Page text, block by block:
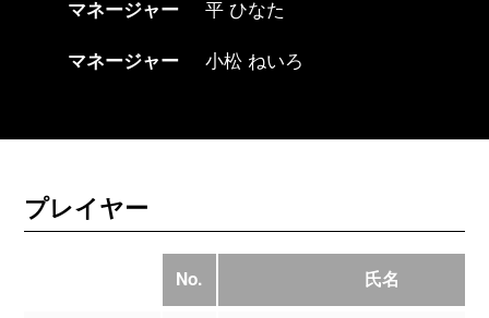
マネージャー
平 ひなた
マネージャー
小松 ねいろ
プレイヤー
No. 氏名